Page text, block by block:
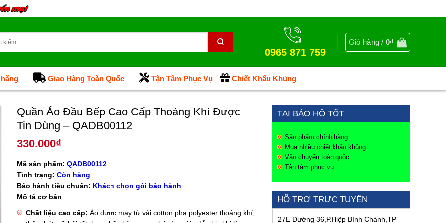
0965 871 759
Giỏ hàng /0₫
Chiết Khấu Khủng
Giao Hàng Toàn Quốc Tận Tâm Phục Vụ
Quần Áo Đầu Bếp Cao Cấp Thoáng Khí Được
Tin Dùng – QADB00112
330.000₫
Mã sản phẩm: QADB00112
Tình trạng: Còn hàng
Bảo hành tiêu chuẩn: Khách chọn gói bảo hành
Mô tả cơ bản
Chất liệu cao cấp: Áo được may từ vải cotton pha polyester thoáng khí,
TẠI BẢO HỘ TỐT
Sản phẩm chính hãng
Mua nhiều chiết khấu khủng
Vận chuyển toàn quốc
Tận tâm phục vụ
HỖ TRỢ TRỰC TUYẾN
27E Đường 36,P.Hiệp Bình Chánh,TP